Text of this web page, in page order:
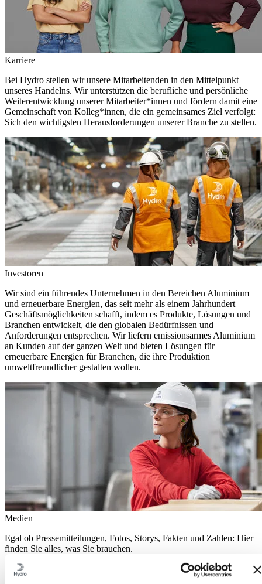
Karriere
Bei Hydro stellen wir unsere Mitarbeitenden in den Mittelpunkt
unseres Handelns. Wir unterstützen die berufliche und persönliche
Weiterentwicklung unserer Mitarbeiter*innen und fördern damit eine
Gemeinschaft von Kolleg*innen, die ein gemeinsames Ziel verfolgt:
Sich den wichtigsten Herausforderungen unserer Branche zu stellen.
Investoren
Wir sind ein führendes Unternehmen in den Bereichen Aluminium
und erneuerbare Energien, das seit mehr als einem Jahrhundert
Geschäftsmöglichkeiten schafft, indem es Produkte, Lösungen und
Branchen entwickelt, die den globalen Bedürfnissen und
Anforderungen entsprechen. Wir liefern emissionsarmes Aluminium
an Kunden auf der ganzen Welt und bieten Lösungen für
erneuerbare Energien für Branchen, die ihre Produktion
umweltfreundlicher gestalten wollen.
Medien
Egal ob Pressemitteilungen, Fotos, Storys, Fakten und Zahlen: Hier
finden Sie alles, was Sie brauchen.